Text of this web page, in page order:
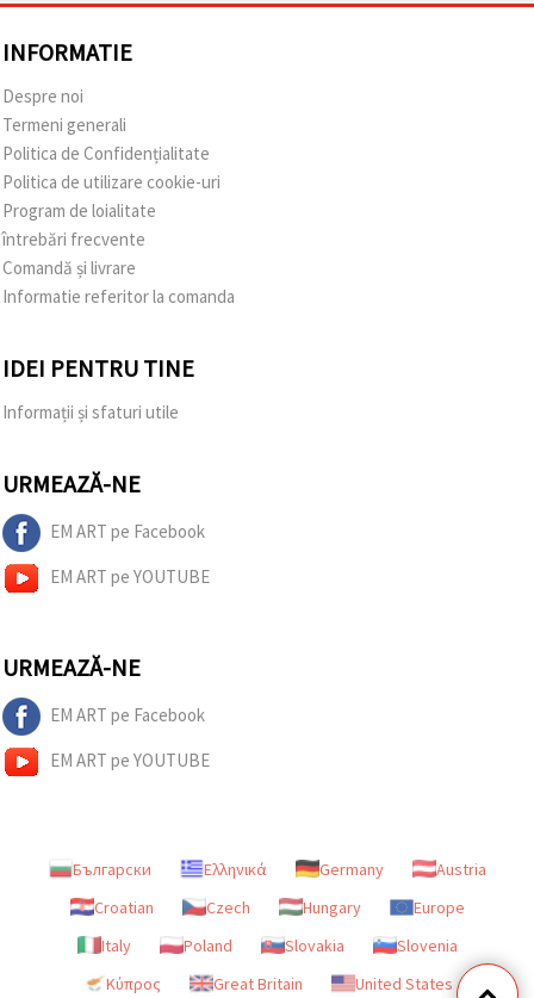
INFORMATIE
Despre noi
Termeni generali
Politica de Confidențialitate
Politica de utilizare cookie-uri
Program de loialitate
întrebări frecvente
Comandă și livrare
Informatie referitor la comanda
IDEI PENTRU TINE
Informații și sfaturi utile
URMEAZĂ-NE
EM ART pe Facebook
EM ART pe YOUTUBE
URMEAZĂ-NE
EM ART pe Facebook
EM ART pe YOUTUBE
Български Ελληνικά Germany
Austria
Croatian
Czech Hungary
Europe
Italy
Poland Slovakia
Slovenia
Κύπρος
Great Britain United States